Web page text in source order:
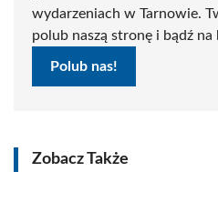
wydarzeniach w Tarnowie.
polub naszą stronę i bądź na
Polub nas!
Zobacz Także